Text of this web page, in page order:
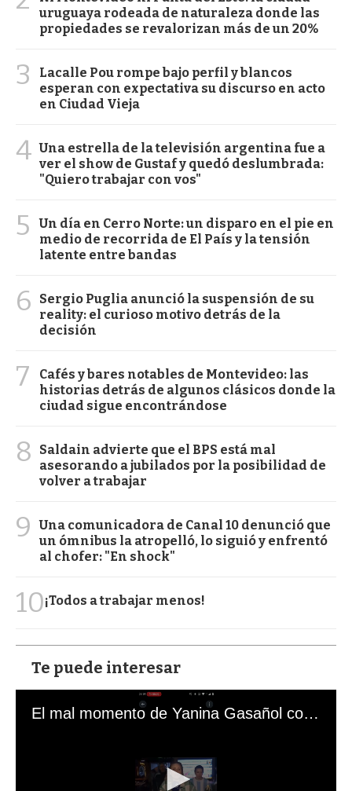
uruguaya rodeada de naturaleza donde las
propiedades se revalorizan más de un 20%
3
Lacalle Pou rompe bajo perfil y blancos
esperan con expectativa su discurso en acto
en Ciudad Vieja
4 Una estrella de la televisión argentina fue a
ver el show de Gustaf y quedó deslumbrada:
"Quiero trabajar con vos"
5
Un día en Cerro Norte: un disparo en el pie en
medio de recorrida de El País y la tensión
latente entre bandas
6
Sergio Puglia anunció la suspensión de su
reality: el curioso motivo detrás de la
decisión
7
Cafés y bares notables de Montevideo: las
historias detrás de algunos clásicos donde la
ciudad sigue encontrándose
8
Saldain advierte que el BPS está mal
asesorando a jubilados por la posibilidad de
volver a trabajar
9
Una comunicadora de Canal 10 denunció que
un ómnibus la atropelló, lo siguió y enfrentó
al chofer: "En shock"
10¡Todos a trabajar menos!
Te puede interesar
El mal momento de Yanina Gasañol con un hincha argentino en "Subrayado"